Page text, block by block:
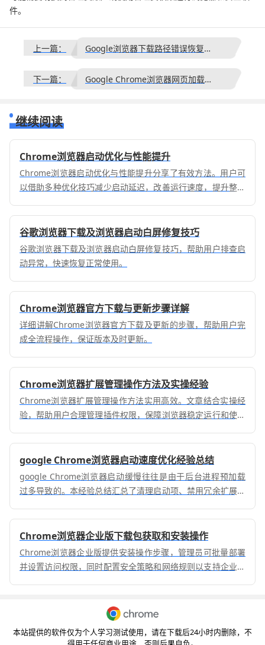
件。
上一篇： Google浏览器下载路径错误恢复默认操作
下一篇： Google Chrome浏览器网页加载速度缓慢的原因
继续阅读
Chrome浏览器启动优化与性能提升
Chrome浏览器启动优化与性能提升分享了有效方法。用户可
以借助多种优化技巧减少启动延迟，改善运行速度，提升整体
谷歌浏览器下载及浏览器启动白屏修复技巧
谷歌浏览器下载及浏览器启动白屏修复技巧，帮助用户排查启
动异常，快速恢复正常使用。
Chrome浏览器官方下载与更新步骤详解
详细讲解Chrome浏览器官方下载及更新的步骤，帮助用户完
成全流程操作，保证版本及时更新。
Chrome浏览器扩展管理操作方法及实操经验
Chrome浏览器扩展管理操作方法实用高效。文章结合实操经
验，帮助用户合理管理插件权限，保障浏览器稳定运行和使用
google Chrome浏览器启动速度优化经验总结
google Chrome浏览器启动缓慢往往是由于后台进程预加载
过多导致的。本经验总结汇总了清理启动项、禁用冗余扩展启
的精简，您可以显著缩短等待时长，实现点击图标即刻进入浏
览界面的极致响应，为每日的工作开启一个高效的开端。
Chrome浏览器企业版下载包获取和安装操作
Chrome浏览器企业版提供安装操作步骤，管理员可批量部署
并设置访问权限，同时配置安全策略和网络规则以支持企业办
本站提供的软件仅为个人学习测试使用，请在下载后24小时内删除，不